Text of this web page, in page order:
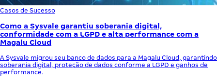
Casos de Sucesso
Como a Sysvale garantiu soberania digital,
conformidade com a LGPD e alta performance com a
Magalu Cloud
A Sysvale migrou seu banco de dados para a Magalu Cloud, garantindo
soberania digital, proteção de dados conforme a LGPD e ganhos de
performance.